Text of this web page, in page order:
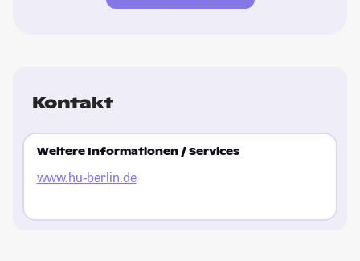
Kontakt
Weitere Informationen / Services
www.hu-berlin.de